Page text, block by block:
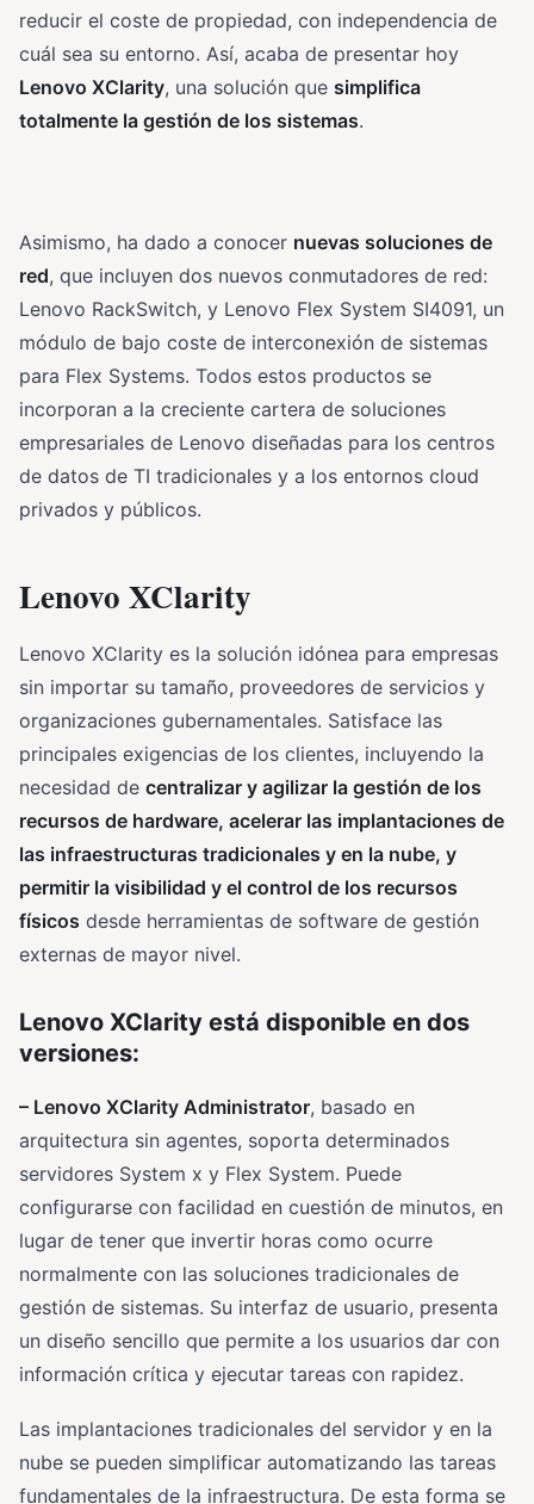
reducir el coste de propiedad, con independencia de
cuál sea su entorno. Así, acaba de presentar hoy
Lenovo XClarity, una solución que simplifica
totalmente la gestión de los sistemas.
Asimismo, ha dado a conocer nuevas soluciones de
red, que incluyen dos nuevos conmutadores de red:
Lenovo RackSwitch, y Lenovo Flex System SI4091, un
módulo de bajo coste de interconexión de sistemas
para Flex Systems. Todos estos productos se
incorporan a la creciente cartera de soluciones
empresariales de Lenovo diseñadas para los centros
de datos de TI tradicionales y a los entornos cloud
privados y públicos.
Lenovo XClarity
Lenovo XClarity es la solución idónea para empresas
sin importar su tamaño, proveedores de servicios y
organizaciones gubernamentales. Satisface las
principales exigencias de los clientes, incluyendo la
necesidad de centralizar y agilizar la gestión de los
recursos de hardware, acelerar las implantaciones de
las infraestructuras tradicionales y en la nube, y
permitir la visibilidad y el control de los recursos
físicos desde herramientas de software de gestión
externas de mayor nivel.
Lenovo XClarity está disponible en dos
versiones:
– Lenovo XClarity Administrator, basado en
arquitectura sin agentes, soporta determinados
servidores System x y Flex System. Puede
configurarse con facilidad en cuestión de minutos, en
lugar de tener que invertir horas como ocurre
normalmente con las soluciones tradicionales de
gestión de sistemas. Su interfaz de usuario, presenta
un diseño sencillo que permite a los usuarios dar con
información crítica y ejecutar tareas con rapidez.
Las implantaciones tradicionales del servidor y en la
nube se pueden simplificar automatizando las tareas
fundamentales de la infraestructura. De esta forma se